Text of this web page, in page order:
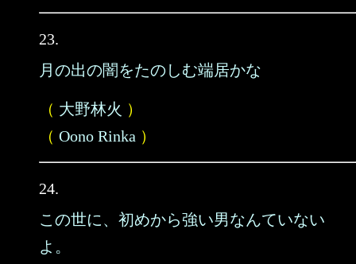
23.
月の出の闇をたのしむ端居かな
（ 大野林火 ）
（ Oono Rinka ）
24.
この世に、初めから強い男なんていない
よ。